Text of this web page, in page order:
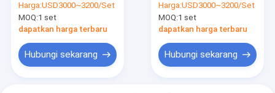
Multifungsi
Harga:USD3000~3200/Set
MOQ:1 set
dapatkan harga terbaru
Hubungi sekarang
Ortopedi Cepat
Harga:USD3000~3200/Set
MOQ:1 set
dapatkan harga terbaru
Hubungi sekarang